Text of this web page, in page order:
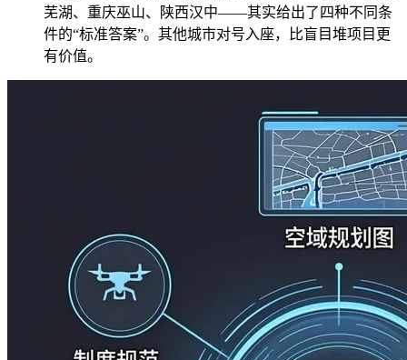
芜湖、重庆巫山、陕西汉中——其实给出了四种不同条
件的“标准答案”。其他城市对号入座，比盲目堆项目更
有价值。